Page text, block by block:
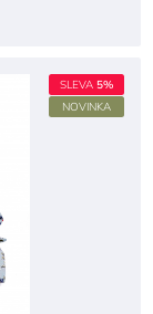
SLEVA 5%
NOVINKA